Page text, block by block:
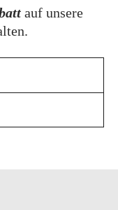
auf unsere